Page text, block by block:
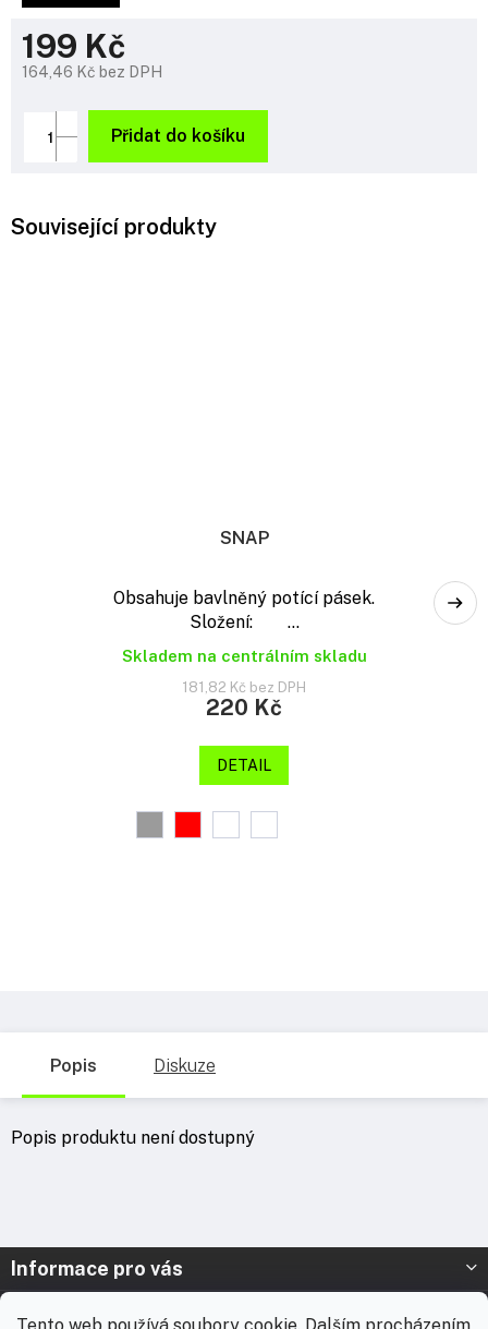
199 Kč
164,46 Kč bez DPH
cena:
Přidat do košíku
Související produkty
SNAP
Obsahuje bavlněný potící pásek.
Složení: ...
Skladem na centrálním skladu
181,82 Kč bez DPH
220 Kč
DETAIL
Popis Diskuze
Popis produktu není dostupný
Z
p
Informace pro vás
Prodejna Nymburk